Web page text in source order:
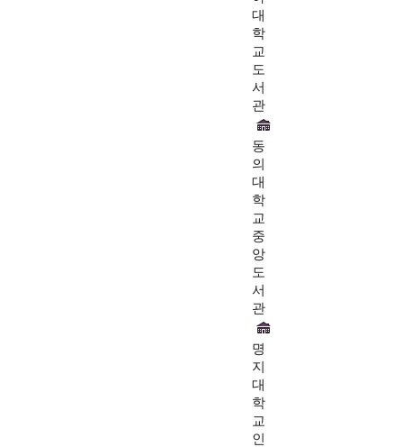
대
학
교
도
서
관
동
의
대
학
교
중
앙
도
서
관
명
지
대
학
교
인